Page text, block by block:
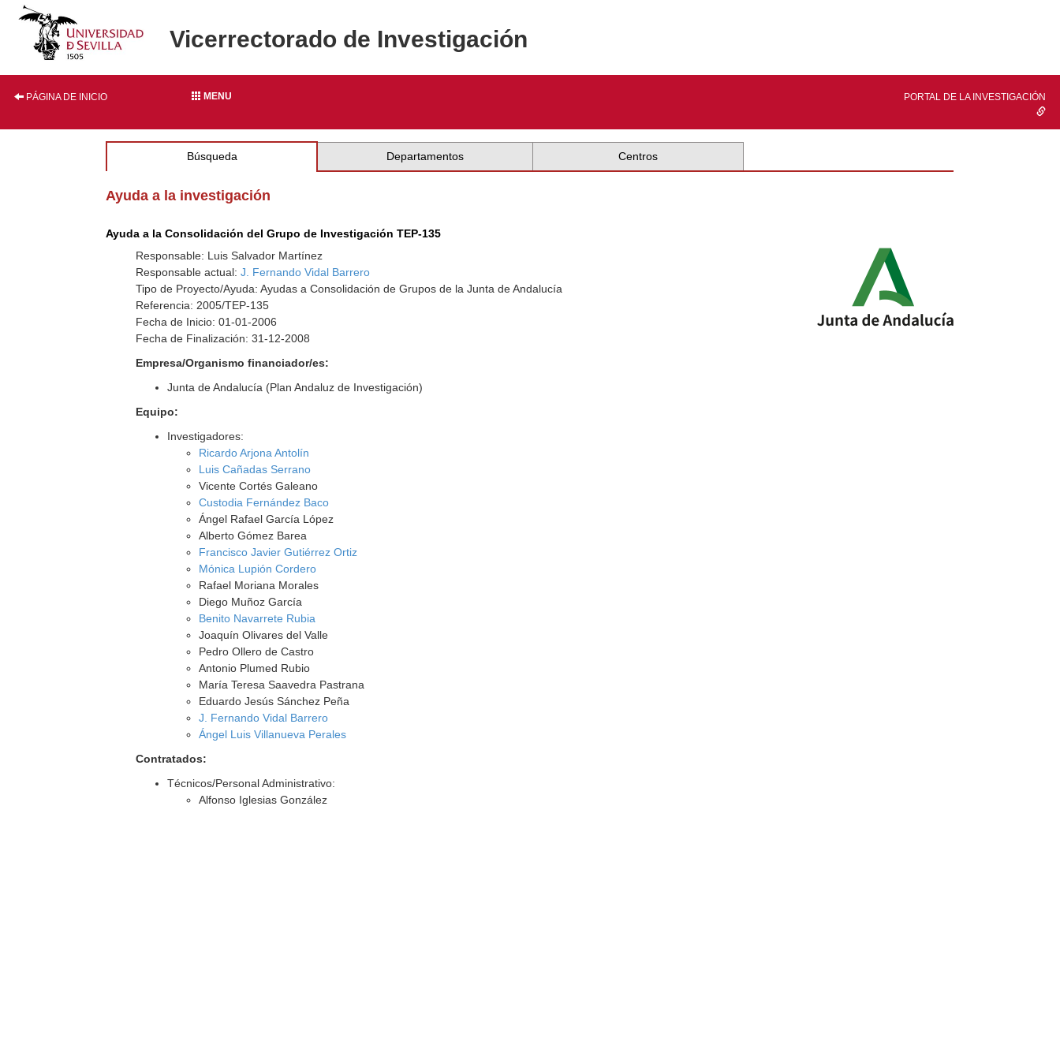
Vicerrectorado de Investigación
PÁGINA DE INICIO MENU PORTAL DE LA INVESTIGACIÓN
Búsqueda Departamentos Centros
Ayuda a la investigación
Ayuda a la Consolidación del Grupo de Investigación TEP-135
Responsable: Luis Salvador Martínez
Responsable actual:J. Fernando Vidal Barrero
Tipo de Proyecto/Ayuda: Ayudas a Consolidación de Grupos de la Junta de Andalucía
Referencia: 2005/TEP-135
Fecha de Inicio: 01-01-2006
Fecha de Finalización: 31-12-2008
Empresa/Organismo financiador/es:
Junta de Andalucía (Plan Andaluz de Investigación)
Equipo:
Investigadores:
Ricardo Arjona Antolín
Luis Cañadas Serrano
Vicente Cortés Galeano
Custodia Fernández Baco
Ángel Rafael García López
Alberto Gómez Barea
Francisco Javier Gutiérrez Ortiz
Mónica Lupión Cordero
Rafael Moriana Morales
Diego Muñoz García
Benito Navarrete Rubia
Joaquín Olivares del Valle
Pedro Ollero de Castro
Antonio Plumed Rubio
María Teresa Saavedra Pastrana
Eduardo Jesús Sánchez Peña
J. Fernando Vidal Barrero
Ángel Luis Villanueva Perales
Contratados:
Técnicos/Personal Administrativo:
Alfonso Iglesias González